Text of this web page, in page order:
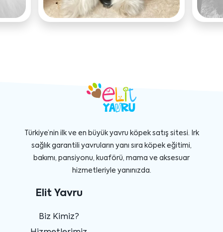
Türkiye’nin ilk ve en büyük yavru köpek satış sitesi. Irk
sağlık garantili yavruların yanı sıra köpek eğitimi,
bakımı, pansiyonu, kuaförü, mama ve aksesuar
hizmetleriyle yanınızda.
Elit Yavru
Biz Kimiz?